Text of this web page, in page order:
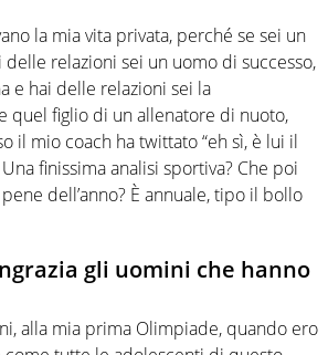
la mia vita privata, perché se sei un
delle relazioni sei un uomo di successo,
e hai delle relazioni sei la
quel figlio di un allenatore di nuoto,
il mio coach ha twittato “eh sì, è lui il
finissima analisi sportiva? Che poi
dell’anno? È annuale, tipo il bollo
gli uomini che hanno
alla mia prima Olimpiade, quando ero